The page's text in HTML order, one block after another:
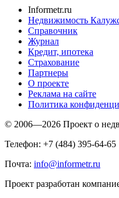
Informetr.ru
Недвижимость
Справочник
Журнал
Кредит, ипотека
Страхование
Партнеры
O проекте
Реклама на сайте
Политика
© 2006—2026 Проект о
Телефон: +7 (484) 395-64-65
Почта: info@informetr.ru
Проект разработан